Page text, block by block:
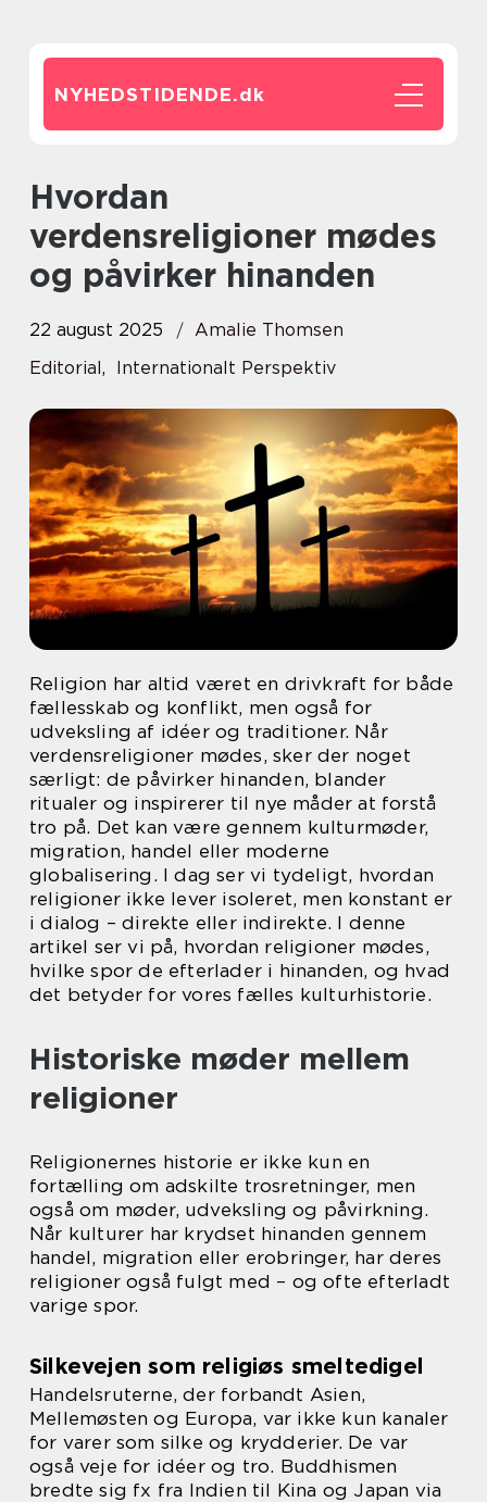
NYHEDSTIDENDE.dk
Hvordan
verdensreligioner mødes
og påvirker hinanden
22 august 2025
Amalie Thomsen
Editorial, Internationalt Perspektiv
Religion har altid været en drivkraft for både
fællesskab og konflikt, men også for
udveksling af idéer og traditioner. Når
verdensreligioner mødes, sker der noget
særligt: de påvirker hinanden, blander
ritualer og inspirerer til nye måder at forstå
tro på. Det kan være gennem kulturmøder,
migration, handel eller moderne
globalisering. I dag ser vi tydeligt, hvordan
religioner ikke lever isoleret, men konstant er
i dialog – direkte eller indirekte. I denne
artikel ser vi på, hvordan religioner mødes,
hvilke spor de efterlader i hinanden, og hvad
det betyder for vores fælles kulturhistorie.
Historiske møder mellem
religioner
Religionernes historie er ikke kun en
fortælling om adskilte trosretninger, men
også om møder, udveksling og påvirkning.
Når kulturer har krydset hinanden gennem
handel, migration eller erobringer, har deres
religioner også fulgt med – og ofte efterladt
varige spor.
Silkevejen som religiøs smeltedigel
Handelsruterne, der forbandt Asien,
Mellemøsten og Europa, var ikke kun kanaler
for varer som silke og krydderier. De var
også veje for idéer og tro. Buddhismen
bredte sig fx fra Indien til Kina og Japan via